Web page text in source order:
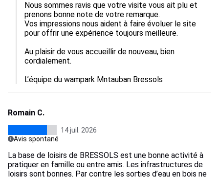
Nous sommes ravis que votre visite vous ait plu et
prenons bonne note de votre remarque.
Vos impressions nous aident à faire évoluer le site
pour offrir une expérience toujours meilleure.
Au plaisir de vous accueillir de nouveau, bien
cordialement.
L’équipe du wampark Mntauban Bressols
Romain C.
14 juil. 2026
Avis spontané
La base de loisirs de BRESSOLS est une bonne activité à
pratiquer en famille ou entre amis. Les infrastructures de
loisirs sont bonnes. Par contre les sorties d’eau en bois ne